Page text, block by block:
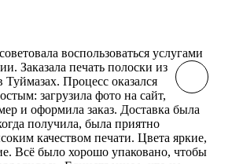
воспользоваться услугами
Заказала печать полоски из
Процесс оказался
загрузила фото на сайт,
и оформила заказ. Доставка была
получила, была приятно
качеством печати. Цвета яркие,
Всё было хорошо упаковано, чтобы